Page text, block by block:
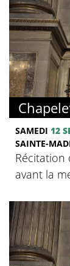
SAMEDI 12
SAINTE-
Récitation
avant la